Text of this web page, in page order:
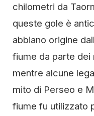
chilometri da
queste gole è
abbiano origine
fiume da parte dei
mentre alcune
mito di Perseo e
fiume fu utilizzato